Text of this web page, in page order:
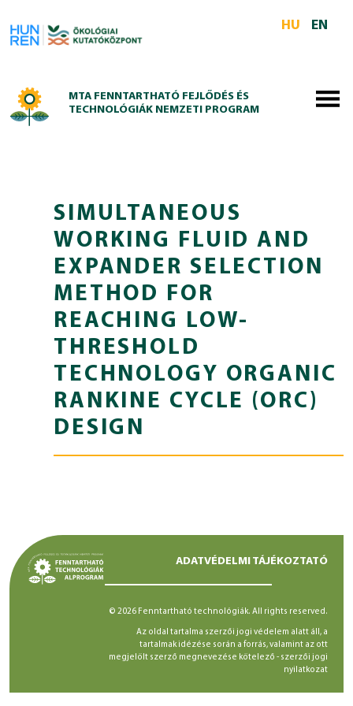
HU
EN
MTA FENNTARTHATÓ FEJLŐDÉS ÉS
TECHNOLÓGIÁK NEMZETI PROGRAM
SIMULTANEOUS
WORKING FLUID AND
EXPANDER SELECTION
METHOD FOR
REACHING LOW-
THRESHOLD
TECHNOLOGY ORGANIC
RANKINE CYCLE (ORC)
DESIGN
ADATVÉDELMI TÁJÉKOZTATÓ
© 2026 Fenntartható technológiák. All rights reserved.
Az oldal tartalma szerzői jogi védelem alatt áll, a
tartalmak idézése során a forrás, valamint az ott
megjelölt szerző megnevezése kötelező - szerzői jogi
nyilatkozat